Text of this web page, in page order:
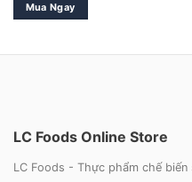
Mua Ngay
LC Foods Online Store
LC Foods - Thực phẩm chế